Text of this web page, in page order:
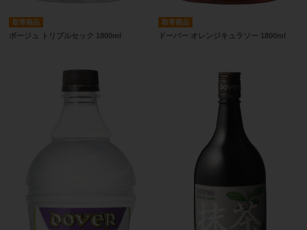
取寄商品
ボージュ トリプルセック 1800ml
取寄商品
ドーバー オレンジキュラソー 1800ml